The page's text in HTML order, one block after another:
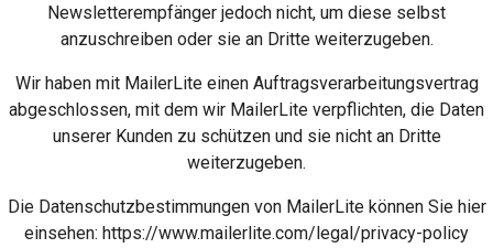
Newsletterempfänger jedoch nicht, um diese selbst
anzuschreiben oder sie an Dritte weiterzugeben.
Wir haben mit MailerLite einen Auftragsverarbeitungsvertrag
abgeschlossen, mit dem wir MailerLite verpflichten, die Daten
unserer Kunden zu schützen und sie nicht an Dritte
weiterzugeben.
Die Datenschutzbestimmungen von MailerLite können Sie hier
einsehen: https://www.mailerlite.com/legal/privacy-policy